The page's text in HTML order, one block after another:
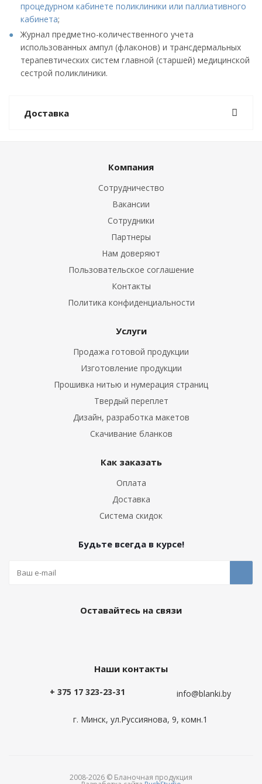
процедурном кабинете поликлиники или паллиативного
кабинета;
Журнал предметно-количественного учета
использованных ампул (флаконов) и трансдермальных
терапевтических систем главной (старшей) медицинской
сестрой поликлиники.
Доставка
Компания
Сотрудничество
Вакансии
Сотрудники
Партнеры
Нам доверяют
Пользовательское соглашение
Контакты
Политика конфиденциальности
Услуги
Продажа готовой продукции
Изготовление продукции
Прошивка нитью и нумерация страниц
Твердый переплет
Дизайн, разработка макетов
Скачивание бланков
Как заказать
Оплата
Доставка
Система скидок
Будьте всегда в курсе!
Оставайтесь на связи
Наши контакты
+ 375 17 323-23-31 info@blanki.by
г. Минск, ул.Руссиянова, 9, комн.1
2008-2026 © Бланочная продукция